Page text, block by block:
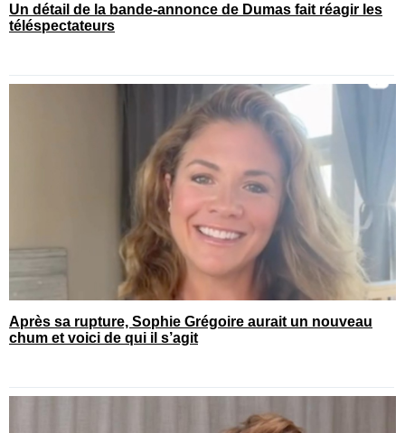
Un détail de la bande-annonce de Dumas fait réagir les
téléspectateurs
Après sa rupture, Sophie Grégoire aurait un nouveau
chum et voici de qui il s’agit